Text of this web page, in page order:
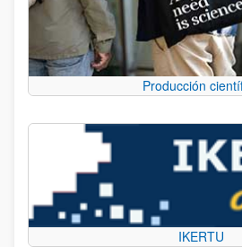
Producción
IKERTU